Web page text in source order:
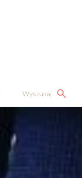
Wyszukaj